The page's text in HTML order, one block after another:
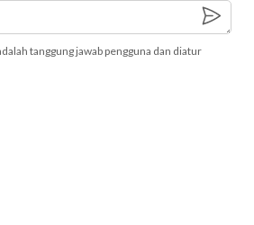
tanggung jawab pengguna dan diatur